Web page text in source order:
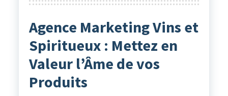
Agence Marketing Vins et
Spiritueux : Mettez en
Valeur l’Âme de vos
Produits